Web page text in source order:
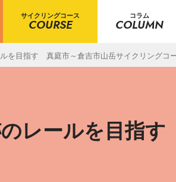
サイクリングコース
COURSE
コラム
COLUMN
ルを目指す 真庭市～倉吉市山岳サイクリングコ
のレールを目指